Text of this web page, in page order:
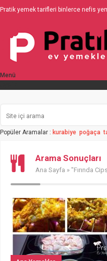
Pratik yemek tarifleri binlerce nefis
Menü
Popüler Aramalar : kurabiye poğaça
Arama Sonuçları
Ana Sayfa » "Fırında